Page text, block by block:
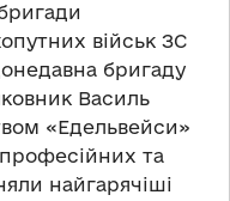
військ ЗС
бригаду
Василь
«Едельвейси»
та
найгарячіші